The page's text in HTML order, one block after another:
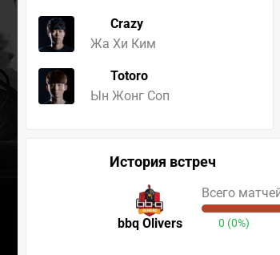
Crazy
Жа Хи Ким
Totoro
Ын Жонг Соп
История встреч
bbq Olivers
Всего
0 (0%)